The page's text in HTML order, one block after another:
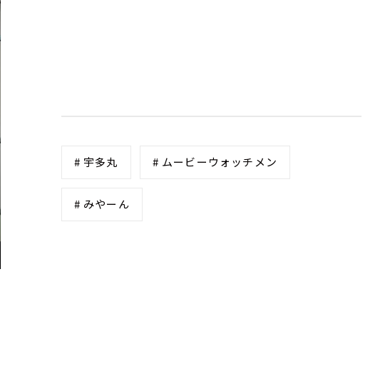
# 宇多丸 # ムービーウォッチメン
# みやーん